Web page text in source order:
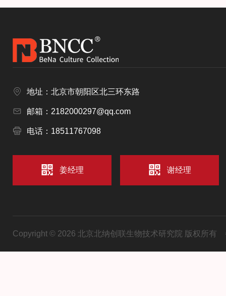
地址：北京市朝阳区北三环东路
邮箱：2182000297@qq.com
电话：18511767098
姜经理 谢经理
Copyright © 2026 北京北纳创联生物技术研究院 版权所有